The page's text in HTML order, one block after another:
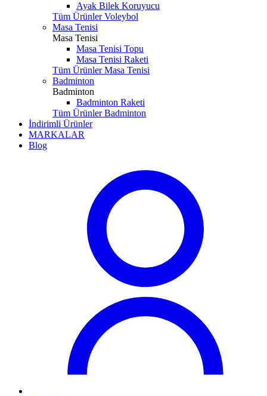
Ayak Bilek Koruyucu
Tüm Ürünler Voleybol
Masa Tenisi
Masa Tenisi
Masa Tenisi Topu
Masa Tenisi Raketi
Tüm Ürünler Masa Tenisi
Badminton
Badminton
Badminton Raketi
Tüm Ürünler Badminton
İndirimli Ürünler
MARKALAR
Blog